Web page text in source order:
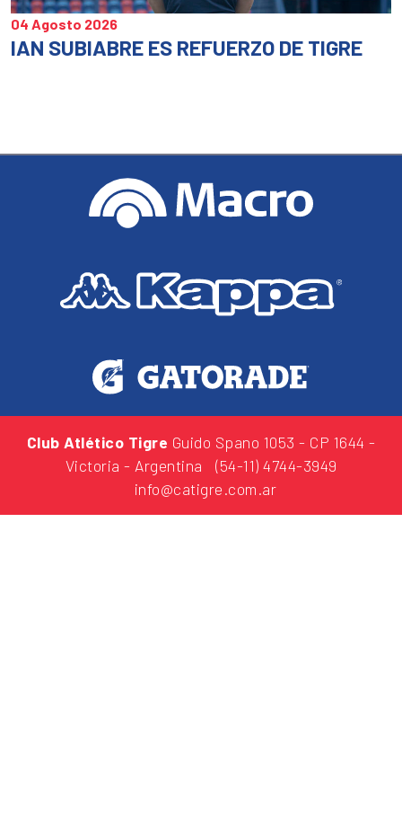
04 Agosto 2026
IAN SUBIABRE ES REFUERZO DE TIGRE
Club Atlético Tigre Guido Spano 1053 - CP 1644 -
Victoria - Argentina
(54-11) 4744-3949
info@catigre.com.ar